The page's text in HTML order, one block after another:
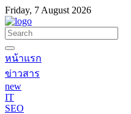
Friday, 7 August 2026
หน้าแรก
ข่าวสาร
new
IT
SEO